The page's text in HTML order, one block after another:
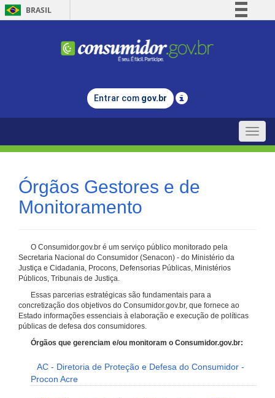
BRASIL
Comunica BR
Legislação
Entrar com gov.br
Toggle
Órgãos Gestores e de
Monitoramento
O Consumidor.gov.br é um serviço público monitorado pela
Secretaria Nacional do Consumidor (Senacon) - do Ministério da
Justiça e Cidadania, Procons, Defensorias Públicas, Ministérios
Públicos, Tribunais de Justiça.
Essas parcerias estratégicas são fundamentais para a
concretização dos objetivos do Consumidor.gov.br, que fornece ao
Estado informações essenciais à elaboração e execução de políticas
públicas de defesa dos consumidores.
Órgãos que gerenciam e/ou monitoram o Consumidor.gov.br:
AC - Diretoria de Proteção e Defesa do Consumidor -
Procon Acre